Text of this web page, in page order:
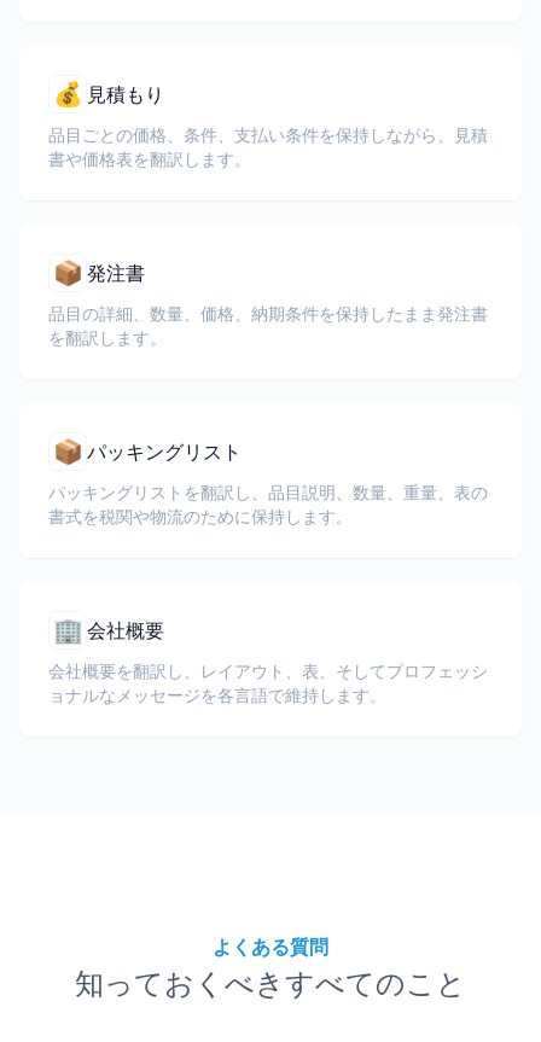
💰 見積もり
品目ごとの価格、条件、支払い条件を保持しながら、見積
書や価格表を翻訳します。
📦 発注書
品目の詳細、数量、価格、納期条件を保持したまま発注書
を翻訳します。
📦 パッキングリスト
パッキングリストを翻訳し、品目説明、数量、重量、表の
書式を税関や物流のために保持します。
🏢 会社概要
会社概要を翻訳し、レイアウト、表、そしてプロフェッシ
ョナルなメッセージを各言語で維持します。
よくある質問
知っておくべきすべてのこと